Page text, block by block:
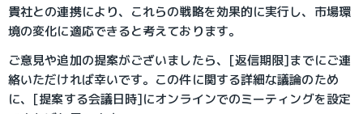
貴社との連携により、これらの戦略を効果的に実行し、市場環
境の変化に適応できると考えております。
ご意見や追加の提案がございましたら、[返信期限]までにご連
絡いただければ幸いです。この件に関する詳細な議論のため
に、[提案する会議日時]にオンラインでのミーティングを設定